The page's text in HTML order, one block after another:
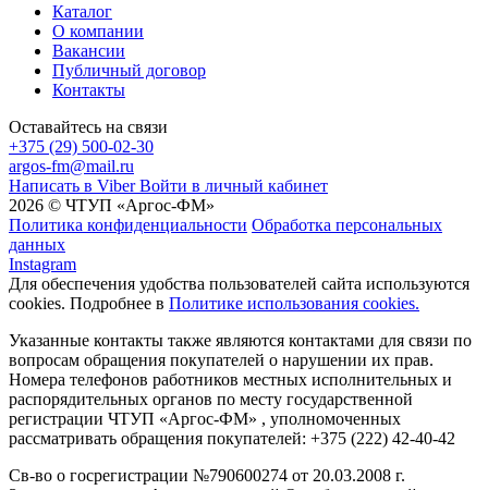
Каталог
О компании
Вакансии
Публичный договор
Контакты
Оставайтесь на связи
+375 (29) 500-02-30
argos-fm@mail.ru
Написать в Viber Войти в личный кабинет
2026 © ЧТУП «Аргос-ФМ»
Политика конфиденциальности Обработка персональных
данных
Instagram
Для обеспечения удобства пользователей сайта используются
cookies. Подробнее в Политике использования cookies.
Указанные контакты также являются контактами для связи по
вопросам обращения покупателей о нарушении их прав.
Номера телефонов работников местных исполнительных и
распорядительных органов по месту государственной
регистрации ЧТУП «Аргос-ФМ» , уполномоченных
рассматривать обращения покупателей: +375 (222) 42-40-42
Св-во о госрегистрации №790600274 от 20.03.2008 г.